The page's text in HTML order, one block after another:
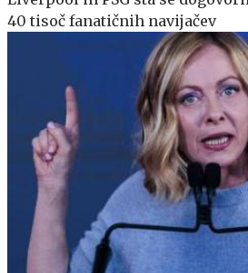
40 tisoč fanatičnih navijačev